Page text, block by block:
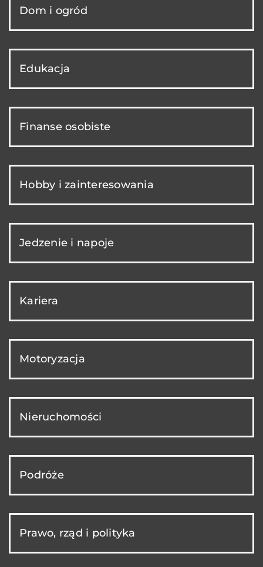
Dom i ogród
Edukacja
Finanse osobiste
Hobby i zainteresowania
Jedzenie i napoje
Kariera
Motoryzacja
Nieruchomości
Podróże
Prawo, rząd i polityka